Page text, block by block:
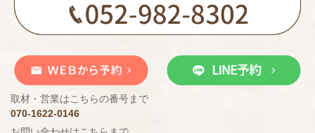
取材・営業はこちらの番号まで
070-1622-0146